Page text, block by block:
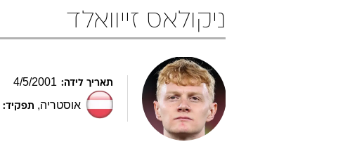
ניקולאס זייוואלד
תאריך לידה: 4/5/2001
אוסטריה, תפקיד: